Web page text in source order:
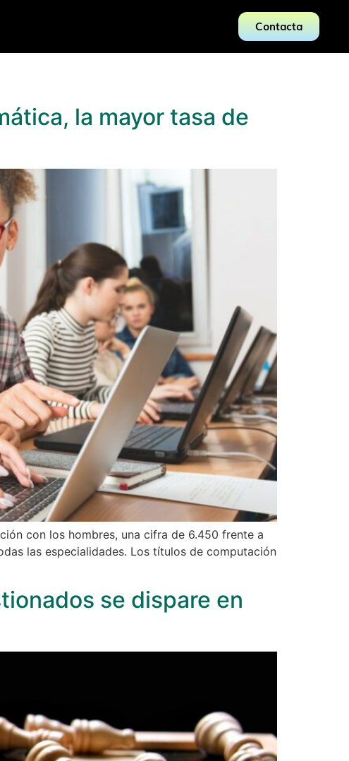
Contacta
la mayor tasa de
con los hombres, una cifra de 6.450 frente a
las especialidades. Los títulos de computación
se dispare en